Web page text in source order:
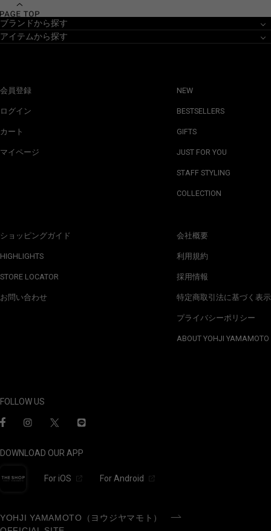
ブランドから探す
アイテムから探す
会員登録
ログイン
カート
マイページ
ショッピングガイド
HIGHLIGHTS
STORE LOCATOR
お問い合わせ
NEW
BESTSELLERS
GIFTS
JUST FOR YOU
STAFF STYLING
COLLECTION
会社概要
利用規約
採用情報
特定商取引法に基づく表示
プライバシーポリシー
ABOUT YOHJI YAMAMOTO
FOLLOW US
DOWNLOAD OUR APP
For iOS For Android
YOHJI YAMAMOTO（ヨウジヤマモト）